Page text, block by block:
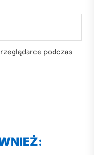
podczas